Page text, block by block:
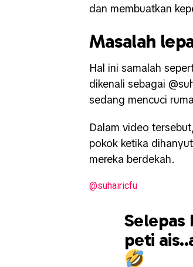
dan membuatkan
Masalah
Hal ini samalah
dikenali sebagai
sedang mencuci
Dalam video
pokok ketika
mereka berdekah.
@suhairicfu
Selepas
peti